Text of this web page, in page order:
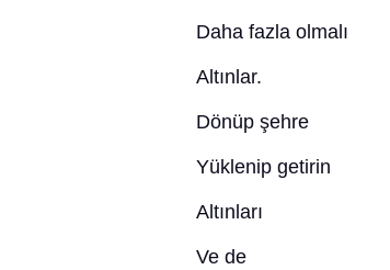
Daha fazla olmalı
Altınlar.
Dönüp şehre
Yüklenip getirin
Altınları
Ve de